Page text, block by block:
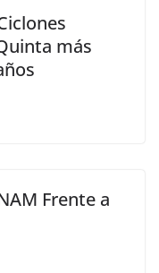
más
Frente a